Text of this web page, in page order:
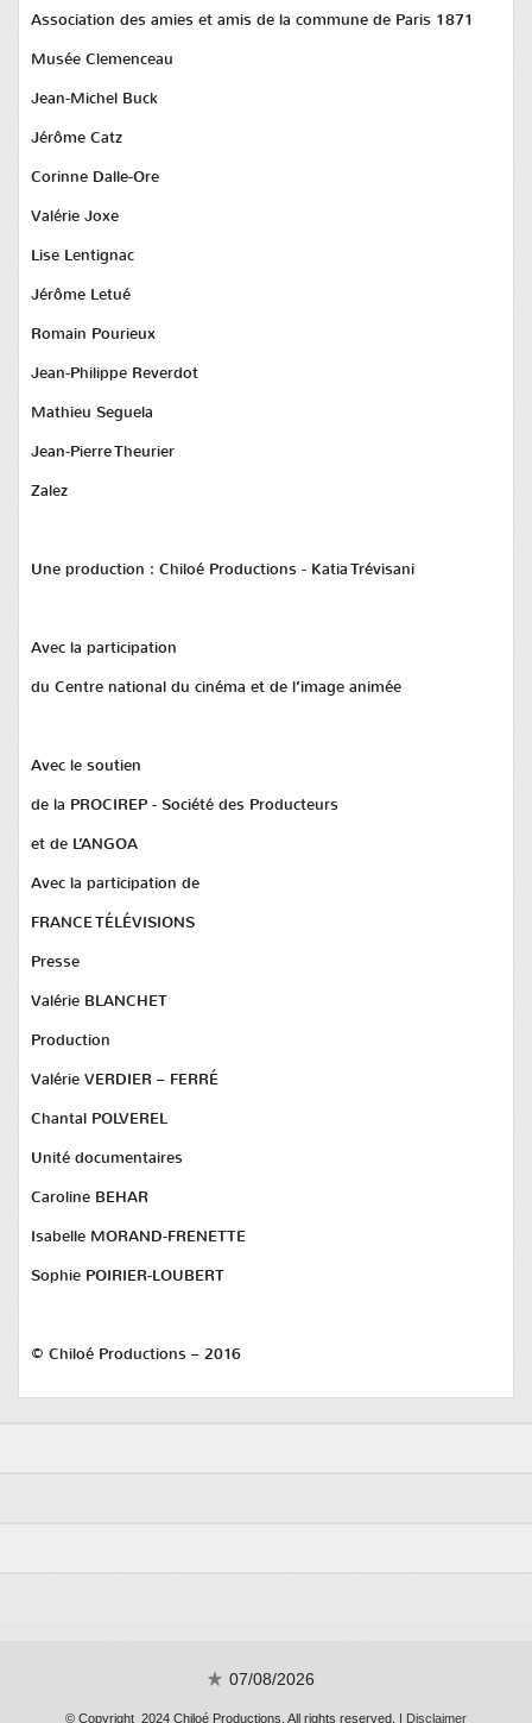
Association des amies et amis de la commune de Paris 1871
Musée Clemenceau
Jean-Michel Buck
Jérôme Catz
Corinne Dalle-Ore
Valérie Joxe
Lise Lentignac
Jérôme Letué
Romain Pourieux
Jean-Philippe Reverdot
Mathieu Seguela
Jean-Pierre Theurier
Zalez
Une production : Chiloé Productions - Katia Trévisani
Avec la participation
du Centre national du cinéma et de l’image animée
Avec le soutien
de la PROCIREP - Société des Producteurs
et de L’ANGOA
Avec la participation de
FRANCE TÉLÉVISIONS
Presse
Valérie BLANCHET
Production
Valérie VERDIER – FERRÉ
Chantal POLVEREL
Unité documentaires
Caroline BEHAR
Isabelle MORAND-FRENETTE
Sophie POIRIER-LOUBERT
© Chiloé Productions – 2016
07/08/2026
© Copyright 2024 Chiloé Productions. All rights reserved. | Disclaimer